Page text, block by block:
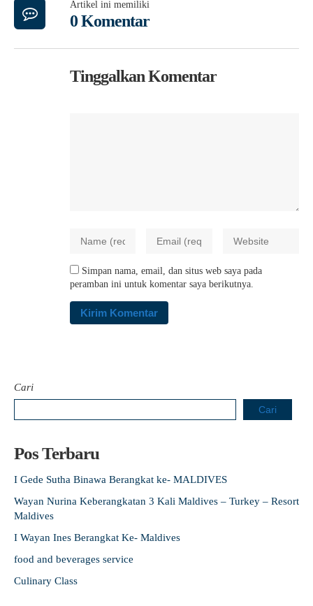
Artikel ini memiliki
0 Komentar
Tinggalkan Komentar
Simpan nama, email, dan situs web saya pada
peramban ini untuk komentar saya berikutnya.
Cari
Cari
Pos Terbaru
I Gede Sutha Binawa Berangkat ke- MALDIVES
Wayan Nurina Keberangkatan 3 Kali Maldives – Turkey – Resort
Maldives
I Wayan Ines Berangkat Ke- Maldives
food and beverages service
Culinary Class